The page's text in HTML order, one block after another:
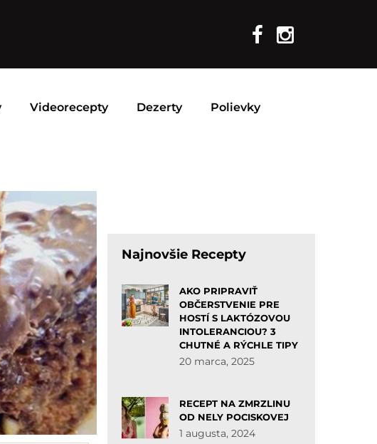
Videorecepty Dezerty Polievky
Najnovšie Recepty
AKO PRIPRAVIŤ
OBČERSTVENIE PRE
HOSTÍ S LAKTÓZOVOU
INTOLERANCIOU? 3
CHUTNÉ A RÝCHLE TIPY
20 marca, 2025
RECEPT NA ZMRZLINU
OD NELY POCISKOVEJ
1 augusta, 2024